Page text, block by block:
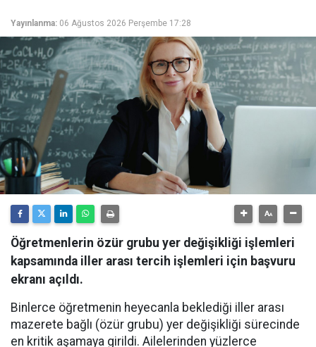
Yayınlanma: 06 Ağustos 2026 Perşembe 17:28
Öğretmenlerin özür grubu yer değişikliği işlemleri
kapsamında iller arası tercih işlemleri için başvuru
ekranı açıldı.
Binlerce öğretmenin heyecanla beklediği iller arası
mazerete bağlı (özür grubu) yer değişikliği sürecinde
en kritik aşamaya girildi. Ailelerinden yüzlerce